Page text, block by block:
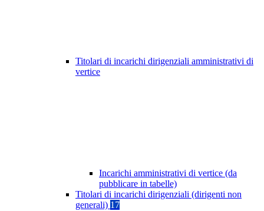
Titolari di incarichi dirigenziali amministrativi di
vertice
Incarichi amministrativi di vertice (da
pubblicare in tabelle)
Titolari di incarichi dirigenziali (dirigenti non
generali) 17